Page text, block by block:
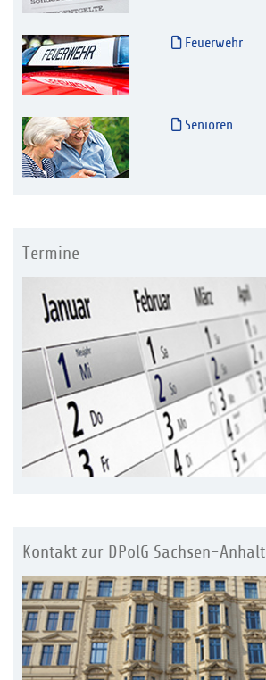
Feuerwehr
Senioren
Termine
Kontakt zur DPolG Sachsen-Anhalt